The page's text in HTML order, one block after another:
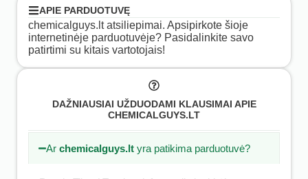
APIE PARDUOTUVĘ
chemicalguys.lt atsiliepimai. Apsipirkote šioje
internetinėje parduotuvėje? Pasidalinkite savo
patirtimi su kitais vartotojais!
DAŽNIAUSIAI UŽDUODAMI KLAUSIMAI APIE
CHEMICALGUYS.LT
Archemicalguys.lt yra patikima parduotuvė?